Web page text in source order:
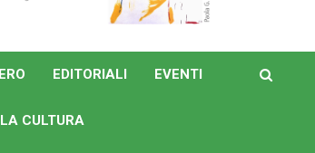
EDITORIALI EVENTI
CULTURA